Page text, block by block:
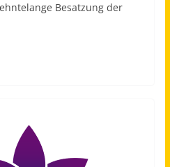
Besatzung der